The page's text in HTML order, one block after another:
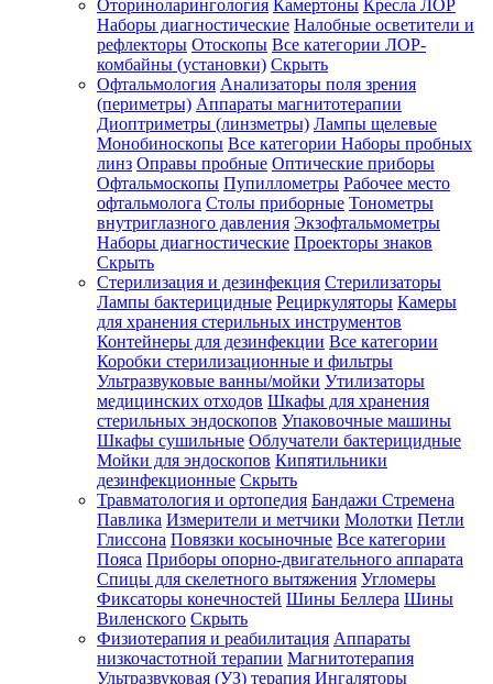
Оториноларингология Камертоны Кресла ЛОР
Наборы диагностические Налобные осветители и
рефлекторы Отоскопы Все категории ЛОР-
комбайны (установки) Скрыть
Офтальмология Анализаторы поля зрения
(периметры) Аппараты магнитотерапии
Диоптриметры (линзметры) Лампы щелевые
Монобиноскопы Все категории Наборы пробных
линз Оправы пробные Оптические приборы
Офтальмоскопы Пупиллометры Рабочее место
офтальмолога Столы приборные Тонометры
внутриглазного давления Экзофтальмометры
Наборы диагностические Проекторы знаков
Скрыть
Стерилизация и дезинфекция Стерилизаторы
Лампы бактерицидные Рециркуляторы Камеры
для хранения стерильных инструментов
Контейнеры для дезинфекции Все категории
Коробки стерилизационные и фильтры
Ультразвуковые ванны/мойки Утилизаторы
медицинских отходов Шкафы для хранения
стерильных эндоскопов Упаковочные машины
Шкафы сушильные Облучатели бактерицидные
Мойки для эндоскопов Кипятильники
дезинфекционные Скрыть
Травматология и ортопедия Бандажи Стремена
Павлика Измерители и метчики Молотки Петли
Глиссона Повязки косыночные Все категории
Пояса Приборы опорно-двигательного аппарата
Спицы для скелетного вытяжения Угломеры
Фиксаторы конечностей Шины Беллера Шины
Виленского Скрыть
Физиотерапия и реабилитация Аппараты
низкочастотной терапии Магнитотерапия
Ультразвуковая (УЗ) терапия Ингаляторы